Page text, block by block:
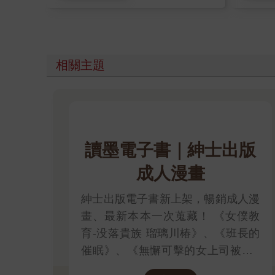
相關主題
讀墨電子書｜紳士出版
成人漫畫
紳士出版電子書新上架，暢銷成人漫
畫、最新本本一次蒐藏！ 《女僕教
育-没落貴族 瑠璃川椿》、《班長的
催眠》、《無懈可擊的女上司被●得
死去活來》等熱門系列作品任君挑